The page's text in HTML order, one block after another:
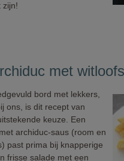
zijn!
met
bord met lekkers,
ons, is dit recept van
keuze. Een
archiduc-saus (room en
past prima bij knapperige
frisse salade met een